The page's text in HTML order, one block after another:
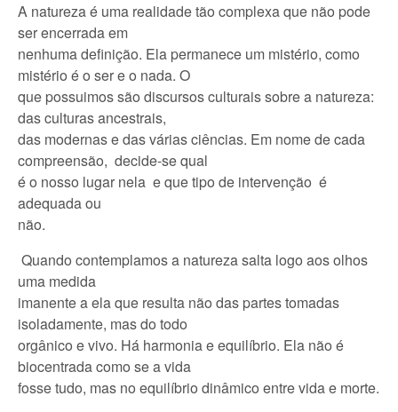
A natureza é uma realidade tão complexa que não pode
ser encerrada em
nenhuma definição. Ela permanece um mistério, como
mistério é o ser e o nada. O
que possuimos são discursos culturais sobre a natureza:
das culturas ancestrais,
das modernas e das várias ciências. Em nome de cada
compreensão, decide-se qual
é o nosso lugar nela e que tipo de intervenção é
adequada ou
não.
Quando contemplamos a natureza salta logo aos olhos
uma medida
imanente a ela que resulta não das partes tomadas
isoladamente, mas do todo
orgânico e vivo. Há harmonia e equilíbrio. Ela não é
biocentrada como se a vida
fosse tudo, mas no equilíbrio dinâmico entre vida e morte.